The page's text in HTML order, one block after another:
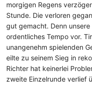
morgigen Regens
Stunde. Die verloren
gut gemacht. Denn
ordentliches Tempo vor.
unangenehm spielenden
eilte zu seinem Sieg in
Richter hat keinerlei
zweite Einzelrunde verlief